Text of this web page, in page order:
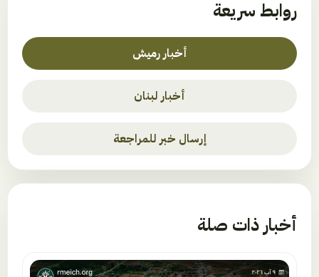
روابط سريعة
أخبار رميش
أخبار لبنان
إرسال خبر للمراجعة
أخبار ذات صلة